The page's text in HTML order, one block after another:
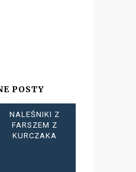
POSTY
NALEŚNIKI Z
FARSZEM Z
KURCZAKA